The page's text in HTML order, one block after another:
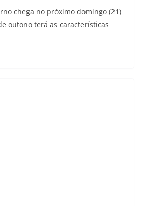
chega no próximo domingo (21)
outono terá as características